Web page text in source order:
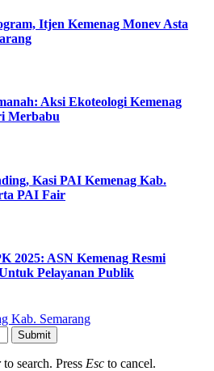
Itjen Kemenag Monev Asta
Aksi Ekoteologi Kemenag
Merbabu
Kasi PAI Kemenag Kab.
PAI Fair
2025: ASN Kemenag Resmi
Pelayanan Publik
Kab. Semarang
Submit
to search. Press Esc to cancel.